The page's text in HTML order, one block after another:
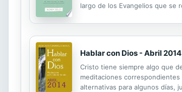
largo de los Evangelios que se
Hablar con Dios - Abril 2014
Cristo tiene siempre algo que
meditaciones correspondientes
alternativas para algunos días,